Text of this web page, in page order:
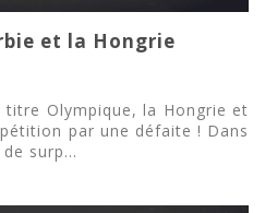
et la Hongrie
Olympique, la Hongrie et
par une défaite ! Dans
surp...